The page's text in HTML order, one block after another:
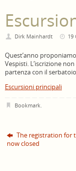
Dirk Mainhardt 19
Quest’anno
Vespisti. L’iscrizione
partenza con il
Escursioni principali
Bookmark.
The registration for
now closed